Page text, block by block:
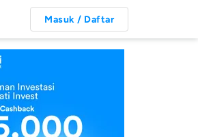
Masuk / Daftar